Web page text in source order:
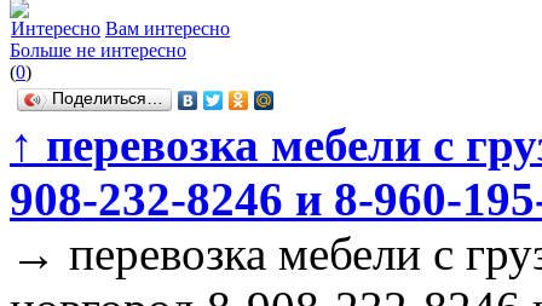
Интересно Вам интересно
Больше не интересно
(0)
Поделиться…
↑ перевозка мебели с
908-232-8246 и 8-960-
→ перевозка мебели с